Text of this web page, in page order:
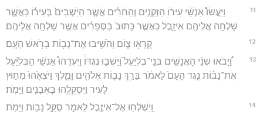
11
וַיַּעֲשׂוּ֩ אַנְשֵׁ֨י עִיר֜וֹ הַזְּקֵנִ֣ים וְהַחֹרִ֗ים אֲשֶׁ֤ר הַיֹּֽשְׁבִים֙ בְּעִיר֔וֹ כַּאֲשֶׁ֛ר
שָׁלְחָ֥ה אֲלֵיהֶ֖ם אִיזָ֑בֶל כַּאֲשֶׁ֤ר כָּתוּב֙ בַּסְּפָרִ֔ים אֲשֶׁ֥ר שָׁלְחָ֖ה אֲלֵיהֶֽם׃
12 קָרְא֖וּ צ֑וֹם וְהֹשִׁ֥יבוּ אֶת־נָב֖וֹת בְּרֹ֥אשׁ הָעָֽם׃
13
וַ֠יָּבֹאוּ שְׁנֵ֨י הָאֲנָשִׁ֥ים בְּנֵֽי־בְלִיַּעַל֮ וַיֵּשְׁב֣וּ נֶגְדּוֹ֒ וַיְעִדֻהוּ֩ אַנְשֵׁ֨י הַבְּלִיַּ֜עַל
אֶת־נָב֗וֹת נֶ֤גֶד הָעָם֙ לֵאמֹ֔ר בֵּרַ֥ךְ נָב֛וֹת אֱלֹהִ֖ים וָמֶ֑לֶךְ וַיֹּצִאֻ֙הוּ֙ מִח֣וּץ
לָעִ֔יר וַיִּסְקְלֻ֥הוּ בָאֲבָנִ֖ים וַיָּמֹֽת׃
14 וַֽיִּשְׁלְח֖וּ אֶל־אִיזֶ֣בֶל לֵאמֹ֑ר סֻקַּ֥ל נָב֖וֹת וַיָּמֹֽת׃